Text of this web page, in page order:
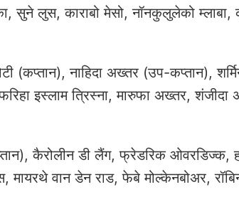
सुने लुस, काराबो मेसो, नॉनकुलुलेको
(कप्तान), नाहिदा अख्तर (उप-कप्तान),
इस्लाम त्रिस्ना, मारुफा अख्तर,
कैरोलीन डी लैंग, फ्रेडरिक ओवरडिज्क,
मायरथे वान डेन राड, फेबे मोल्केनबोअर,